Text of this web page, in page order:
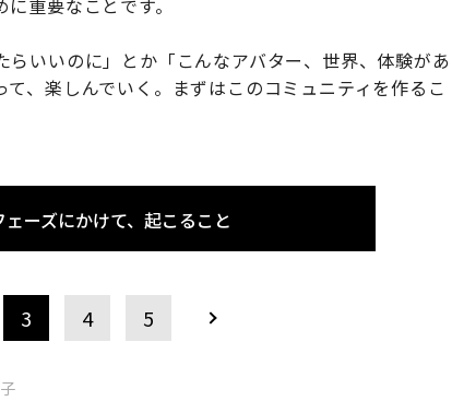
重要なことです。
いいのに」とか「こんなアバター、世界、体験があ
、楽しんでいく。まずはこのコミュニティを作るこ
ーズにかけて、起こること
3 4 5